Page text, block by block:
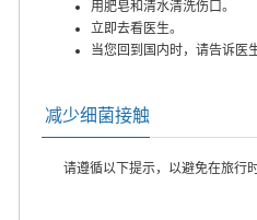
用肥皂和清水清洗伤口。
立即去看医生。
当您回到国内时，请告诉医
减少细菌接触
请遵循以下提示，以避免在旅行